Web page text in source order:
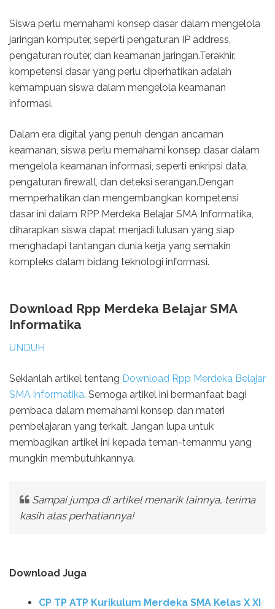
Siswa perlu memahami konsep dasar dalam mengelola
jaringan komputer, seperti pengaturan IP address,
pengaturan router, dan keamanan jaringan.Terakhir,
kompetensi dasar yang perlu diperhatikan adalah
kemampuan siswa dalam mengelola keamanan
informasi.
Dalam era digital yang penuh dengan ancaman
keamanan, siswa perlu memahami konsep dasar dalam
mengelola keamanan informasi, seperti enkripsi data,
pengaturan firewall, dan deteksi serangan.Dengan
memperhatikan dan mengembangkan kompetensi
dasar ini dalam RPP Merdeka Belajar SMA Informatika,
diharapkan siswa dapat menjadi lulusan yang siap
menghadapi tantangan dunia kerja yang semakin
kompleks dalam bidang teknologi informasi.
Download Rpp Merdeka Belajar SMA
Informatika
UNDUH
Sekianlah artikel tentang Download Rpp Merdeka Belajar
SMA informatika. Semoga artikel ini bermanfaat bagi
pembaca dalam memahami konsep dan materi
pembelajaran yang terkait. Jangan lupa untuk
membagikan artikel ini kepada teman-temanmu yang
mungkin membutuhkannya.
Sampai jumpa di artikel menarik lainnya, terima
kasih atas perhatiannya!
Download Juga
CP TP ATP Kurikulum Merdeka SMA Kelas X XI